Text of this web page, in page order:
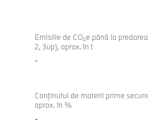
vehiculului
M235
xDrive
Gran
Emisiile de CO₂e până la
2, 3up), aprox. în t
-
Conținutul de materii prime
aprox. în %
-